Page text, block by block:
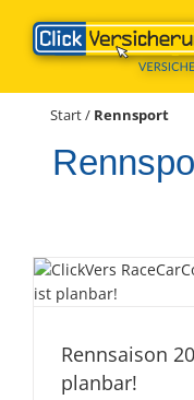
Inhalt
springen
Start/ Rennsport
Rennsaison
planbar!